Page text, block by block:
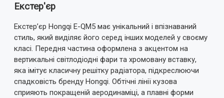
Екстер'єр
Екстер’єр Hongqi E-QM5 має унікальний і впізнаваний
стиль, який виділяє його серед інших моделей у своєму
класі. Передня частина оформлена з акцентом на
вертикальні світлодіодні фари та хромовану вставку,
яка імітує класичну решітку радіатора, підкреслюючи
спадковість бренду Hongqi. Обтічні лінії кузова
сприяють покращеній аеродинаміці, а плавні форми